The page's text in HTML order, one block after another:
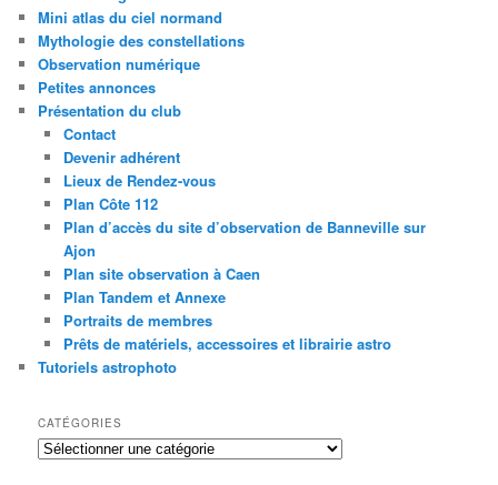
Mini atlas du ciel normand
Mythologie des constellations
Observation numérique
Petites annonces
Présentation du club
Contact
Devenir adhérent
Lieux de Rendez-vous
Plan Côte 112
Plan d’accès du site d’observation de Banneville sur
Ajon
Plan site observation à Caen
Plan Tandem et Annexe
Portraits de membres
Prêts de matériels, accessoires et librairie astro
Tutoriels astrophoto
CATÉGORIES
Catégories